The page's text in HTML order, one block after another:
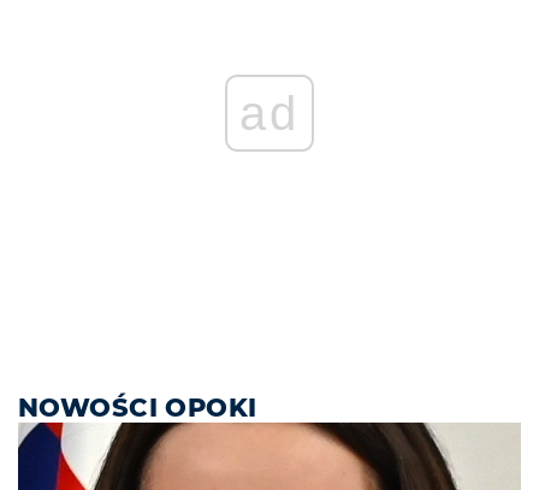
ad
NOWOŚCI OPOKI